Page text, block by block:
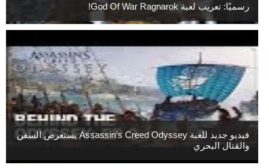
رسميًا: تعريب لعبة God Of War Ragnarok!
فيديو جديد للعبة Assassin’s Creed Odyssey يستعرض السفن
والقتال البحري